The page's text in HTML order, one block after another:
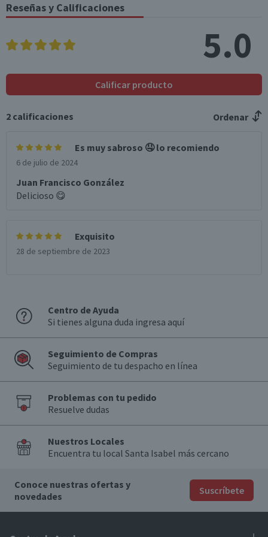
(g)
Fibra (g)
*Ingesta de referencia de un adulto promedio (8400 kj / 2000 kcal)
Reseñas y Calificaciones
5.0
Calificar producto
2 calificaciones Ordenar
Es muy sabroso 🤤 lo recomiendo
6 de julio de 2024
Juan Francisco González
Delicioso 😋
Exquisito
28 de septiembre de 2023
Centro de Ayuda
Si tienes alguna duda ingresa aquí
Seguimiento de Compras
Seguimiento de tu despacho en línea
Problemas con tu pedido
Resuelve dudas
Nuestros Locales
Encuentra tu local Santa Isabel más cercano
Conoce nuestras ofertas y
novedades
Suscríbete